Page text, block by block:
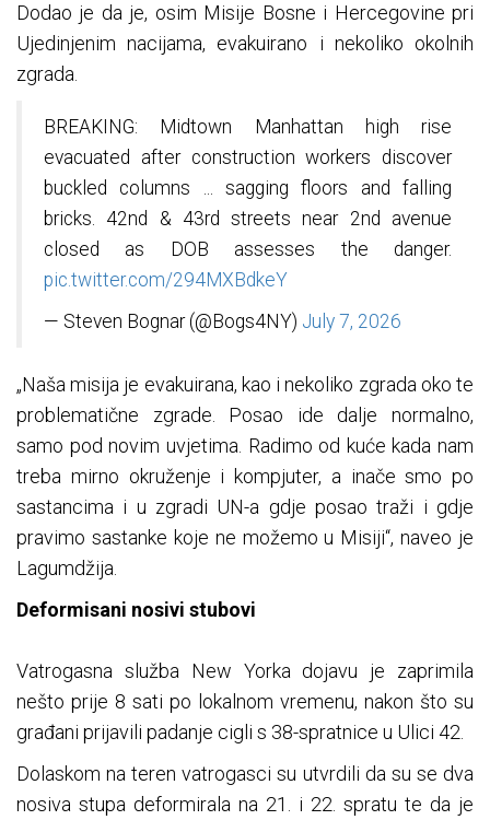
Dodao je da je, osim Misije Bosne i Hercegovine pri
Ujedinjenim nacijama, evakuirano i nekoliko okolnih
zgrada.
BREAKING: Midtown Manhattan high rise
evacuated after construction workers discover
buckled columns ... sagging floors and falling
bricks. 42nd & 43rd streets near 2nd avenue
closed as DOB assesses the danger.
pic.twitter.com/294MXBdkeY
— Steven Bognar (@Bogs4NY) July 7, 2026
„Naša misija je evakuirana, kao i nekoliko zgrada oko te
problematične zgrade. Posao ide dalje normalno,
samo pod novim uvjetima. Radimo od kuće kada nam
treba mirno okruženje i kompjuter, a inače smo po
sastancima i u zgradi UN-a gdje posao traži i gdje
pravimo sastanke koje ne možemo u Misiji“, naveo je
Lagumdžija.
Deformisani nosivi stubovi
Vatrogasna služba New Yorka dojavu je zaprimila
nešto prije 8 sati po lokalnom vremenu, nakon što su
građani prijavili padanje cigli s 38-spratnice u Ulici 42.
Dolaskom na teren vatrogasci su utvrdili da su se dva
nosiva stupa deformirala na 21. i 22. spratu te da je